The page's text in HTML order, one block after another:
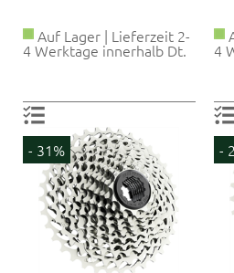
Auf Lager | Lieferzeit 2-
4 Werktage innerhalb Dt. 4
- 31% -